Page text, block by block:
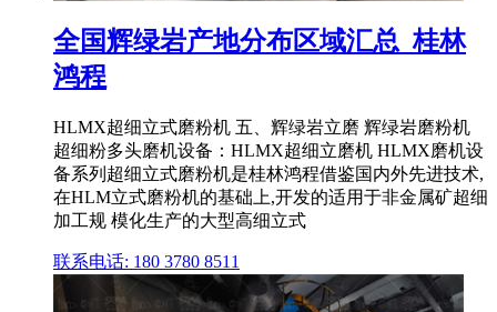
全国辉绿岩产地分布区域汇总_桂林
鸿程
HLMX超细立式磨粉机 五、辉绿岩立磨 辉绿岩磨粉机
超细粉多头磨机设备：HLMX超细立磨机 HLMX磨机设
备系列超细立式磨粉机是桂林鸿程借鉴国内外先进技术,
在HLM立式磨粉机的基础上,开发的适用于非金属矿超细
加工规 模化生产的大型高细立式
联系电话: 180 3780 8511